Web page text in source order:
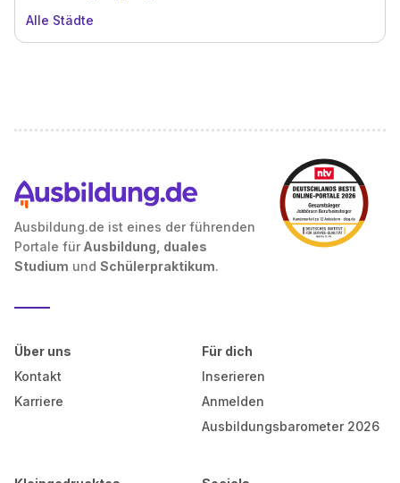
Alle Städte
Ausbildung.de ist eines der führenden
Portale für Ausbildung, duales
Studium und Schülerpraktikum.
Über uns
Kontakt
Karriere
Für dich
Inserieren
Anmelden
Ausbildungsbarometer 2026